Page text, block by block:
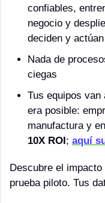
confiables,
negocio y
deciden y actúan
Nada de
ciegas
Tus equipos van
era posible:
10X ROI ; aquí
Descubre el impacto
prueba piloto. Tus